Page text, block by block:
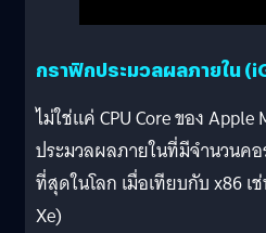
กราฟิกประมวลผลภายใน
ไม่ใช่แค่ CPU Core ของ
ประมวลผลภายในที่มีจำนวนคอ
ที่สุดในโลก เมื่อเทียบกับ x86
Xe)